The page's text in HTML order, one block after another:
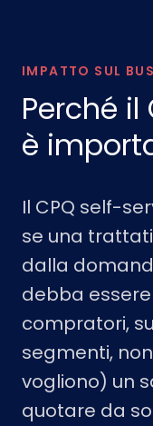
IMPATTO SUL
Perché il
è
Il CPQ self-
se una
dalla
debba
compratori,
segmenti,
vogliono) un
quotare da